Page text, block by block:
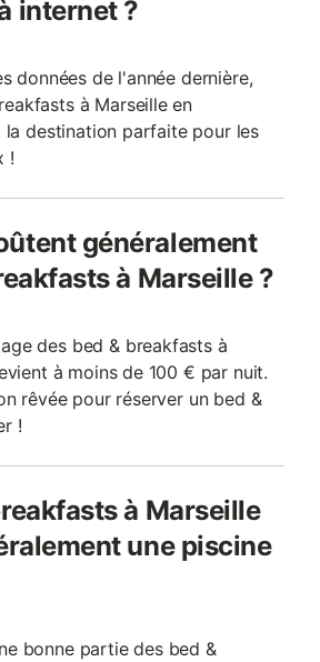
internet ?
données de l'année dernière,
à Marseille en
la destination parfaite pour les
!
généralement
à Marseille ?
des bed & breakfasts à
à moins de 100 € par nuit.
rêvée pour réserver un bed &
!
à Marseille
une piscine
bonne partie des bed &